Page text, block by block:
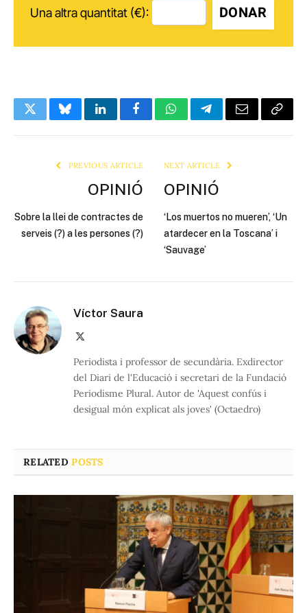
Una altra quantitat (€): DONAR
TwitterBlueskyLinkedInFacebookWhatsAppTelegramEmail Copy
PREVIOUS ARTICLE
OPINIÓ
Sobre la llei de contractes de
serveis (?) a les persones (?)
NEXT ARTICLE
OPINIÓ
‘Los muertos no mueren’, ‘Un
atardecer en la Toscana’ i
‘Sauvage’
Víctor Saura
Periodista i professor de secundària. Exdirector
del Diari de l'Educació i secretari de la Fundació
Periodisme Plural. Autor de 'Aquest confús i
desigual món explicat als joves' (Octaedro)
RELATEDPOSTS